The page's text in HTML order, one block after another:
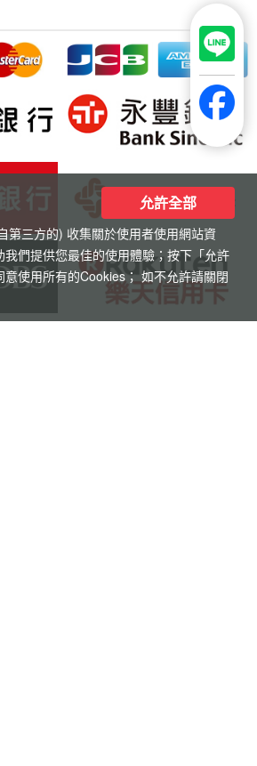
第三方的) 收集關於使用者使用網站資
們提供您最佳的使用體驗；按下「允許
使用所有的Cookies； 如不允許請關閉
允許全部